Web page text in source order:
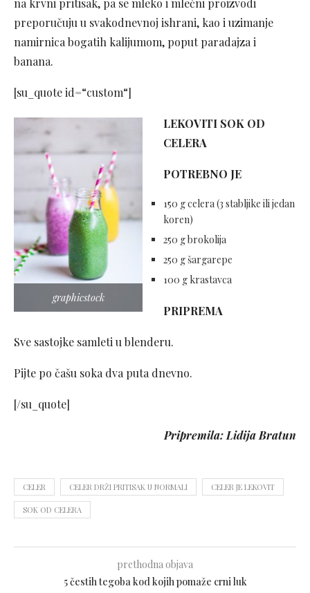
na krvni pritisak, pa se mleko i mlečni proizvodi
preporučuju u svakodnevnoj ishrani, kao i uzimanje
namirnica bogatih kalijumom, poput paradajza i
banana.
[su_quote id=“custom“]
graphicstock
LEKOVITI SOK OD
CELERA
POTREBNO JE
150 g celera (3 stabljike ili jedan
koren)
250 g brokolija
250 g šargarepe
100 g krastavca
PRIPREMA
Sve sastojke samleti u blenderu.
Pijte po čašu soka dva puta dnevno.
[/su_quote]
Pripremila: Lidija Bratun
CELER CELER DRŽI PRITISAK U NORMALI CELER JE LEKOVIT
SOK OD CELERA
prethodna objava
5 čestih tegoba kod kojih pomaže crni luk